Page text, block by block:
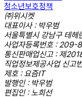
청소년보호정책
㈜위시켓
대표이사 : 박우범
서울특별시 강남구 테
사업자등록번호 :
통신판매업신고 : 제
직업정보제공사업 신
제호 : 요즘IT
발행인 : 박우범
편집인 : 노희선